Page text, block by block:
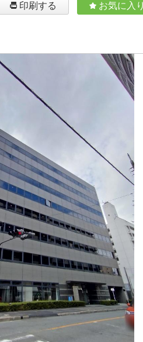
印刷する お気に入